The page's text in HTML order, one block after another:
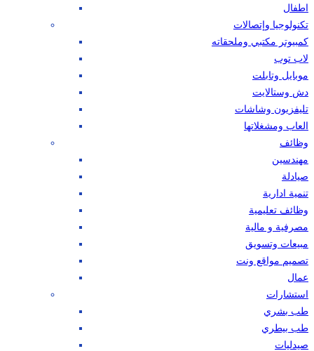
اطفال
تكنولوجيا وإتصالات
كمبيوتر مكتبي وملحقاته
لاب توب
موبايل وتابلت
دش وستالايت
تليفزيون وشاشات
العاب ومشغلاتها
وظائف
مهندسين
صيادلة
تنمية ادارية
وظائف تعليمية
مصرفية و مالية
مبيعات وتسويق
تصميم مواقع ونت
عمال
استشارات
طب بشري
طب بيطري
صيدليات